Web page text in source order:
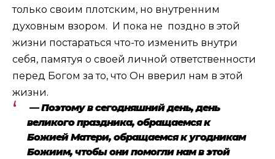
только своим плотским, но внутренним
духовным взором. И пока не поздно в этой
жизни постараться что-то изменить внутри
себя, памятуя о своей личной ответственности
перед Богом за то, что Он вверил нам в этой
жизни.
— Поэтому в сегодняшний день, день
великого праздника, обращаемся к
Божией Матери, обращаемся к угодникам
Божиим, чтобы они помогли нам в этой